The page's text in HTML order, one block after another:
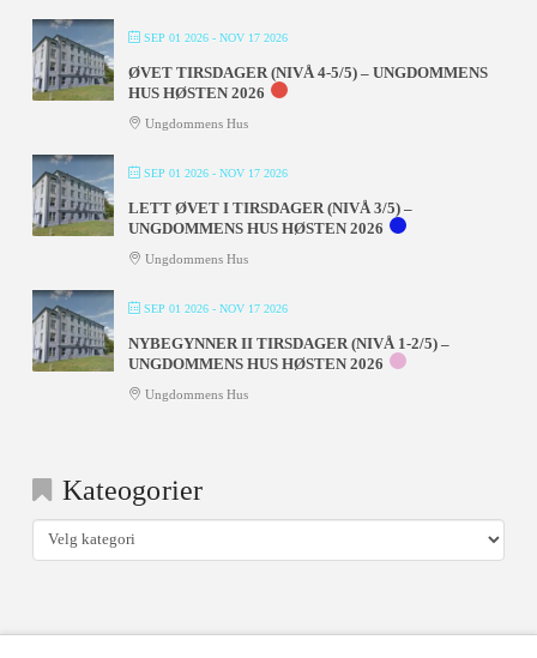
SEP 01 2026- NOV 17 2026
ØVET TIRSDAGER (NIVÅ 4-5/5) – UNGDOMMENS
HUS HØSTEN 2026
Ungdommens Hus
SEP 01 2026- NOV 17 2026
LETT ØVET I TIRSDAGER (NIVÅ 3/5) –
UNGDOMMENS HUS HØSTEN 2026
Ungdommens Hus
SEP 01 2026- NOV 17 2026
NYBEGYNNER II TIRSDAGER (NIVÅ 1-2/5) –
UNGDOMMENS HUS HØSTEN 2026
Ungdommens Hus
Kateogorier
Kateogorier